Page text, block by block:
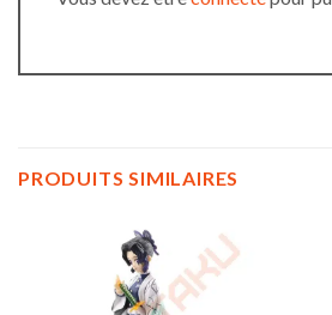
PRODUITS SIMILAIRES